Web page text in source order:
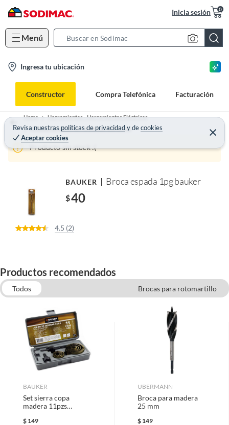
Inicia sesión 0
Menú
c
B
a
n
Ingresa tu ubicación
Constructor Compra Telefónica Facturación
Revisa nuestras políticas de privacidadydecookies
Aceptar cookies
Home
Herramientas - Herramientas Eléctricas
Accesorios para Herramientas Eléctricas
Producto sin stock :(
BAUKER Broca espada 1pg bauker
$40
4.5 (2)
Productos recomendados
Todos
Brocas para rotomartillo
Tornillería y Fijaciones
Herramientas
Accesorios para lijadoras
Pegamentos, Adhesivos y Fijadores
BAUKER
Set sierra copa
madera 11pzs
$ 149
UBERMANN
Broca para madera
25 mm
$ 149